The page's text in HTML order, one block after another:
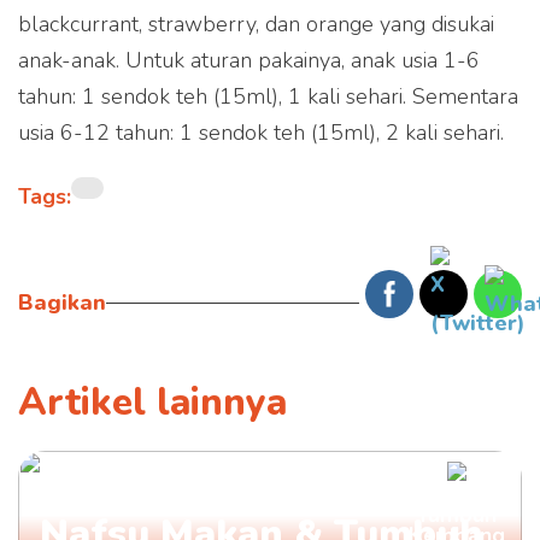
blackcurrant, strawberry, dan orange yang disukai
anak-anak. Untuk aturan pakainya, anak usia 1-6
tahun: 1 sendok teh (15ml), 1 kali sehari. Sementara
usia 6-12 tahun: 1 sendok teh (15ml), 2 kali sehari.
Tags:
Bagikan
Artikel lainnya
Ini Rekomendasi Vitamin